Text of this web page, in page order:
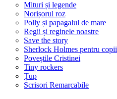
Mituri și legende
Norișorul roz
Polly și papagalul de mare
Regii și reginele noastre
Save the story
Sherlock Holmes pentru copii
Poveștile Cristinei
Tiny rockers
Țup
Scrisori Remarcabile